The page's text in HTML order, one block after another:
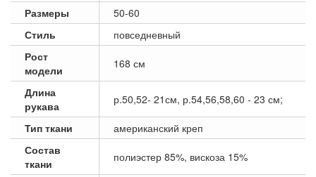
Размеры
50-60
Стиль
повседневный
Рост
модели
168 см
Длина
рукава
р.50,52- 21см, р.54,56,58,60 - 23 см;
Тип ткани
американский креп
Состав
ткани
полиэстер 85%, вискоза 15%